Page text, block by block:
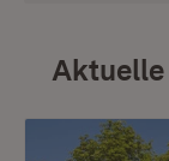
Aktuelle